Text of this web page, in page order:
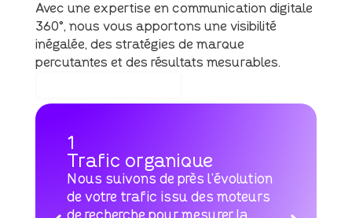
Avec une expertise en communication digitale
360°, nous vous apportons une visibilité
inégalée, des stratégies de marque
percutantes et des résultats mesurables.
1
Trafic organique
Nous suivons de près l’évolution
de votre trafic issu des moteurs